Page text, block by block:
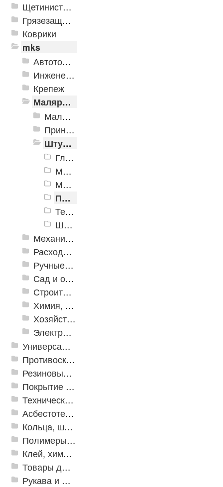
Щетинистые покрытия
Грязезащитные, влаговпитывающие покрытия
Коврики
mks
Автотовары
Инженерная сантехника и инструменты
Крепеж
Малярно-штукатурные инструменты
Малярные инструменты
Принадлежности для малярно-штукатурных работ
Штукатурный инструмент
Гладилки
Мастерки, кельмы
Миксеры универсальные
Правила
Терки
Шпатели
Механизированные инструменты
Расходные инструменты
Ручные инструменты
Сад и огород
Строительная Химия и принадлежности
Химия, крепеж, СИЗ
Хозяйственные принадлежности
Электрика и свет
Универсальные модульные покрытия
Противоскользящая защита для лестниц, профили, ленты
Резиновые и ПВХ дорожки
Покрытие из резиновой крошки
Техническая резина
Асбестотехнические и теплоизоляционные материалы
Кольца, шайбы, манжеты
Полимеры и пластики
Клей, химия, сопутствующие товары
Товары для дома
Рукава и шланги промышленные